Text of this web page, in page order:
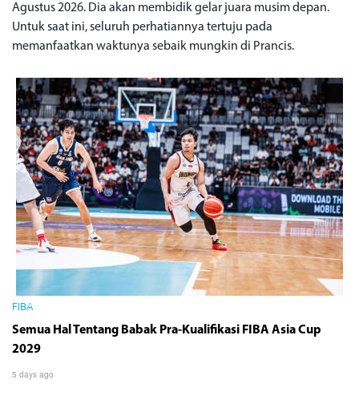
Agustus 2026. Dia akan membidik gelar juara musim depan.
Untuk saat ini, seluruh perhatiannya tertuju pada
memanfaatkan waktunya sebaik mungkin di Prancis.
FIBA
Semua Hal Tentang Babak Pra-Kualifikasi FIBA ​​Asia Cup
2029
5 days ago